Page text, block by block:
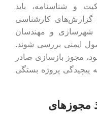
و شناسنامه، باید
گزارش‌های کارشناسی
شهرسازی و مهندسان
ایمنی بررسی شوند.
مجوز بازسازی صادر
پروژه بستگی
مجوزهای